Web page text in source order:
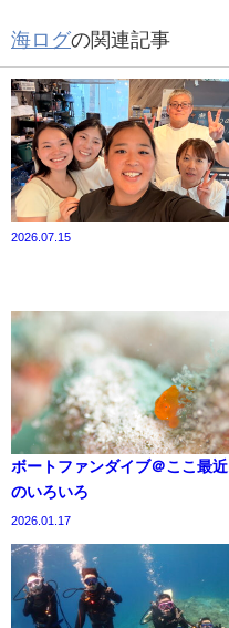
海ログの関連記事
2026.07.15
ボートファンダイブ＠ここ最近
のいろいろ
2026.01.17